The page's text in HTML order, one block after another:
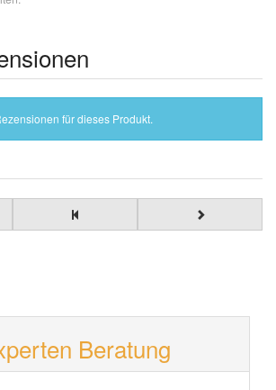
für dieses Produkt.
Beratung